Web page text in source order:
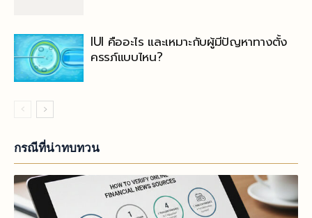
IUI คืออะไร และเหมาะกับผู้มีปัญหาทางตั้ง
ครรภ์แบบไหน?
กรณีที่น่าทบทวน